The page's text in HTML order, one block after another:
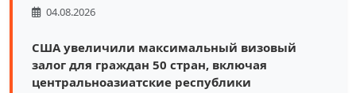
04.08.2026
США увеличили максимальный визовый
залог для граждан 50 стран, включая
центральноазиатские республики